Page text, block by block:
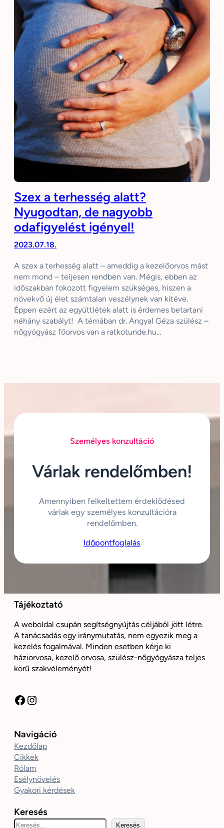
Szex a terhesség alatt?
Nyugodtan, de nagyobb
odafigyelést igényel!
2023.07.18.
A szex a terhesség alatt – ameddig a kezelőorvos mást
nem mond – teljesen rendben van. Mégis, ebben az
időszakban fokozott figyelem szükséges, hiszen a
növekvő új élet számtalan veszélynek van kitéve.
Éppen ezért az együttlétek alatt is érdemes betartani
néhány szabályt! A témában dr. Angyal Géza szülész –
nőgyógyász főorvos van a ratkotunde.hu…
Személyes konzultáció
Várlak rendelőmben!
Amennyiben felkeltettem érdeklődésed
várlak egy személyes konzultációra
rendelőmben.
Időpontfoglalás
Tájékoztató
A weboldal csupán segítségnyújtás céljából jött létre.
A tanácsadás egy iránymutatás, nem egyezik meg a
kezelés fogalmával. Minden esetben kérje ki
háziorvosa, kezelő orvosa, szülész-nőgyógyásza teljes
körű szakvéleményét!
Facebook Instagram
Navigáció
Kezdőlap
Cikkek
Rólam
Esélynövelés
Gyakori kérdések
Keresés
K Keresés